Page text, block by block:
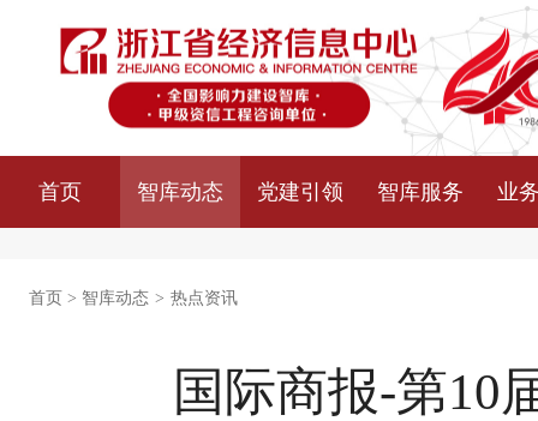
首页 智库动态 党建引领 智库服务 业
首页 > 智库动态 > 热点资讯
国际商报-第10